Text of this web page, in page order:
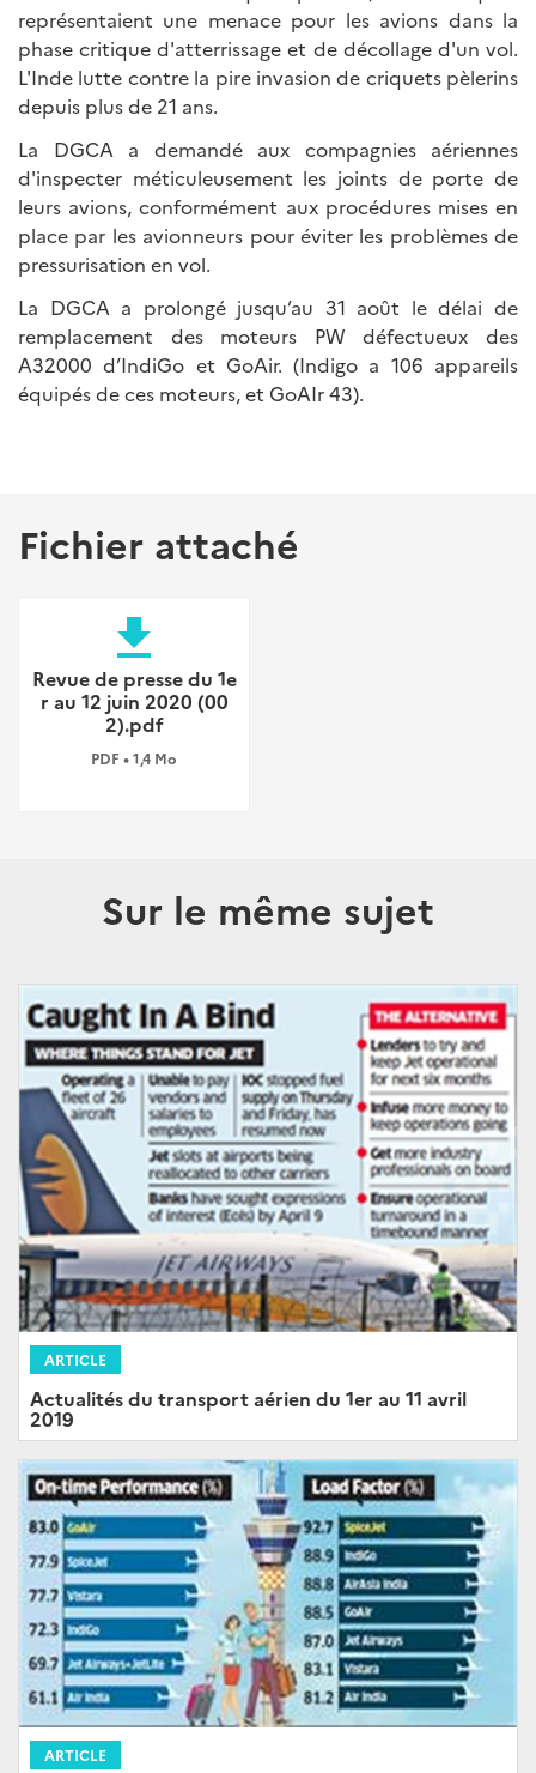
représentaient une menace pour les avions dans la
phase critique d'atterrissage et de décollage d'un vol.
L'Inde lutte contre la pire invasion de criquets pèlerins
depuis plus de 21 ans.
La DGCA a demandé aux compagnies aériennes
d'inspecter méticuleusement les joints de porte de
leurs avions, conformément aux procédures mises en
place par les avionneurs pour éviter les problèmes de
pressurisation en vol.
La DGCA a prolongé jusqu’au 31 août le délai de
remplacement des moteurs PW défectueux des
A32000 d’IndiGo et GoAir. (Indigo a 106 appareils
équipés de ces moteurs, et GoAIr 43).
Fichier attaché
file_download
Revue de presse du 1e
r au 12 juin 2020 (00
2).pdf
PDF • 1,4 Mo
Sur le même sujet
ARTICLE
Actualités du transport aérien du 1er au 11 avril
2019
ARTICLE